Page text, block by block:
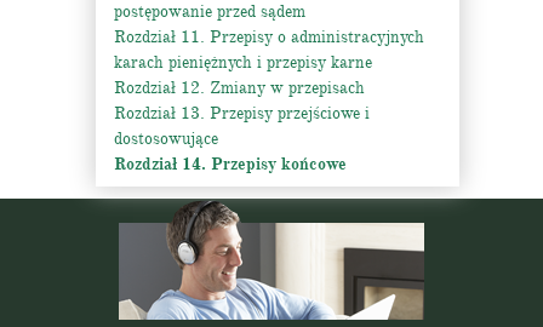
postępowanie przed sądem
Rozdział 11. Przepisy o administracyjnych
karach pieniężnych i przepisy karne
Rozdział 12. Zmiany w przepisach
Rozdział 13. Przepisy przejściowe i
dostosowujące
Rozdział 14. Przepisy końcowe